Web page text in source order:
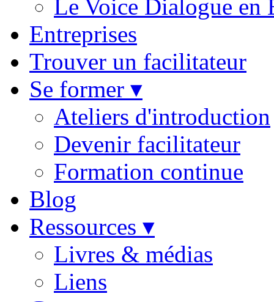
Le Voice Dialogue en
Entreprises
Trouver un facilitateur
Se former ▾
Ateliers d'introduction
Devenir facilitateur
Formation continue
Blog
Ressources ▾
Livres & médias
Liens